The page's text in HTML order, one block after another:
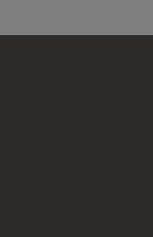
համույթը